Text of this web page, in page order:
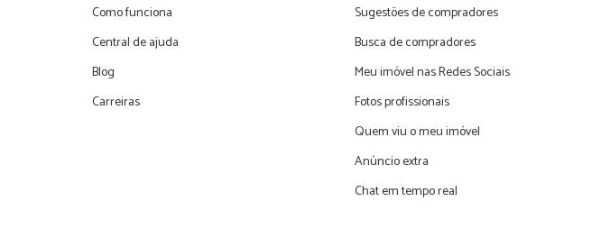
Como funciona
Central de ajuda
Blog
Carreiras
Sugestões de compradores
Busca de compradores
Meu imóvel nas Redes Sociais
Fotos profissionais
Quem viu o meu imóvel
Anúncio extra
Chat em tempo real